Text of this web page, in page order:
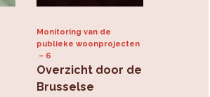
Monitoring van de
publieke woonprojecten
6
Overzicht door de
Brusselse